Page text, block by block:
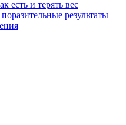
есть и терять вес
результаты